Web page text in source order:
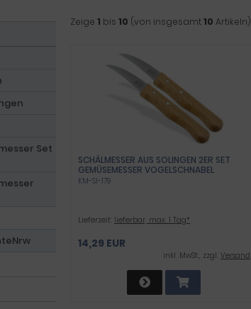
Zeige 1 bis 10 (von insgesamt10 Artikeln)
SCHÄLMESSER AUS SOLINGEN 2ER SET
GEMÜSEMESSER VOGELSCHNABEL
UNIVERSAL MESSER ROSTFREIER
FÜR KÜCHENARBEITEN
KM-SI-179
Lieferzeit: lieferbar, max. 1 Tag*
14,29 EUR
inkl .MwSt., zzgl. Versand
Set